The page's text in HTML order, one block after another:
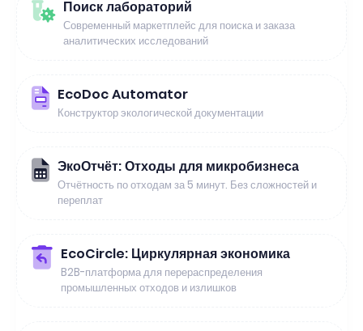
Поиск лабораторий
Современный маркетплейс для поиска и заказа
аналитических исследований
EcoDoc Automator
Конструктор экологической документации
ЭкоОтчёт: Отходы для микробизнеса
Отчётность по отходам за 5 минут. Без сложностей и
переплат
EcoCircle: Циркулярная экономика
B2B-платформа для перераспределения
промышленных отходов и излишков